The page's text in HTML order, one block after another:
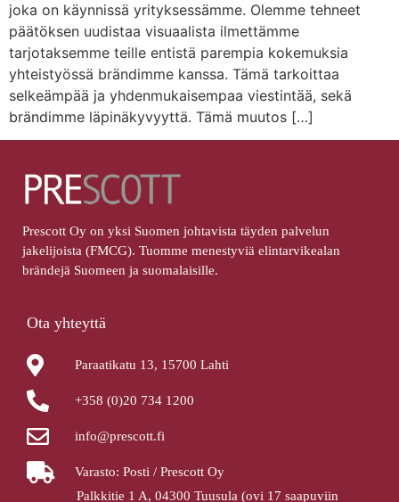
joka on käynnissä yrityksessämme. Olemme tehneet
päätöksen uudistaa visuaalista ilmettämme
tarjotaksemme teille entistä parempia kokemuksia
yhteistyössä brändimme kanssa. Tämä tarkoittaa
selkeämpää ja yhdenmukaisempaa viestintää, sekä
brändimme läpinäkyvyyttä. Tämä muutos […]
Prescott Oy on yksi Suomen johtavista täyden palvelun
jakelijoista (FMCG). Tuomme menestyviä elintarvikealan
brändejä Suomeen ja suomalaisille.
Ota yhteyttä
Paraatikatu 13, 15700 Lahti
+358 (0)20 734 1200
info@prescott.fi
Varasto: Posti / Prescott Oy
Palkkitie 1 A, 04300 Tuusula (ovi 17 saapuviin